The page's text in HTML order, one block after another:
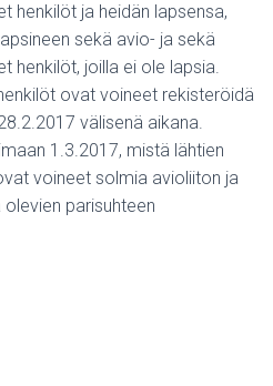
henkilöt ja heidän lapsensa,
sekä avio- ja sekä
henkilöt, joilla ei ole lapsia.
ovat voineet rekisteröidä
välisenä aikana.
1.3.2017, mistä lähtien
voineet solmia avioliiton ja
parisuhteen